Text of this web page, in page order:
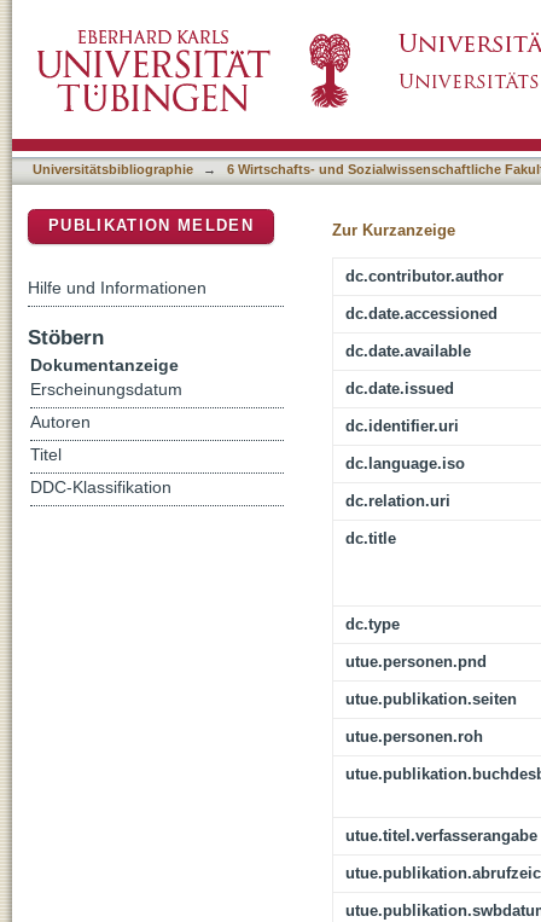
Kleinkinderpflege und physische Erziehung
Universitätsbibliographie → 6 Wirtschafts- und Sozialwissenschaftliche
Zur Kurzanzeige
dc.contributor.author
dc.date.accessioned
dc.date.available
dc.date.issued
dc.identifier.uri
dc.language.iso
dc.relation.uri
dc.title
dc.type
utue.personen.pnd
utue.publikation.seiten
utue.personen.roh
utue.titel.verfasserangabe
PUBLIKATION MELDEN
Hilfe und Informationen
Stöbern
Dokumentanzeige
Erscheinungsdatum
Autoren
Titel
DDC-Klassifikation